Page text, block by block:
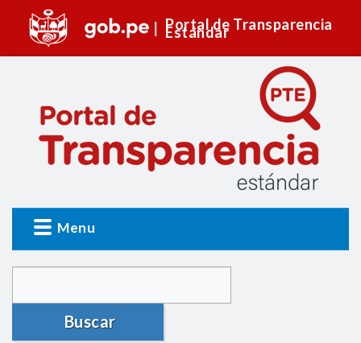
Portal de Transparencia
Estándar
Menu
Buscar